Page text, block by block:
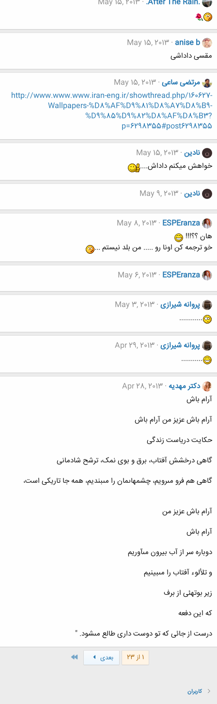
anise b
May 15, 2013
مقسی داداشی
مرتضی ساعی May 15, 2013
http://www.www.www.iran-eng.ir/showthread.php/160627-
Wallpapers-%D8%AF%D9%81%D8%A7%D8%B9-
%D9%85%D9%82%D8%AF%D8%B3?
p=6298355#post6298355
ن نادین May 15, 2013
خواهش میکنم داداش....
ن نادین May 9, 2013
ESPEranza
May 8, 2013
هان ؟؟!!!
خو ترجمه کن اونا رو ..... من بلد نیستم ...
ESPEranza
May 6, 2013
پروانه شیرازی May 3, 2013
............
پروانه شیرازی Apr 29, 2013
...........
دکتر مهدیه Apr 28, 2013
آرام باش
آرام باش عزیز من آرام باش
حکایت دریاست زندگى
گاهى درخشش آفتاب، برق و بوى نمک، ترشح شادمانى
گاهى هم فرو مى‏رویم، چشم‏هاى‏مان را مى‏بندیم، همه جا تاریکى است،
آرام باش عزیز من
آرام باش
دوباره سر از آب بیرون مى‏آوریم
و تلألوء آفتاب را مى‏بینیم
زیر بوته‏ئى از برف
که این دفعه
درست از جائى که تو دوست دارى طالع مى‏شود. "
1 از 23 بعدی
کاربران